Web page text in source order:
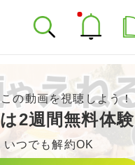
の動画を視聴しよう！
2週間無料体験
いつでも解約OK